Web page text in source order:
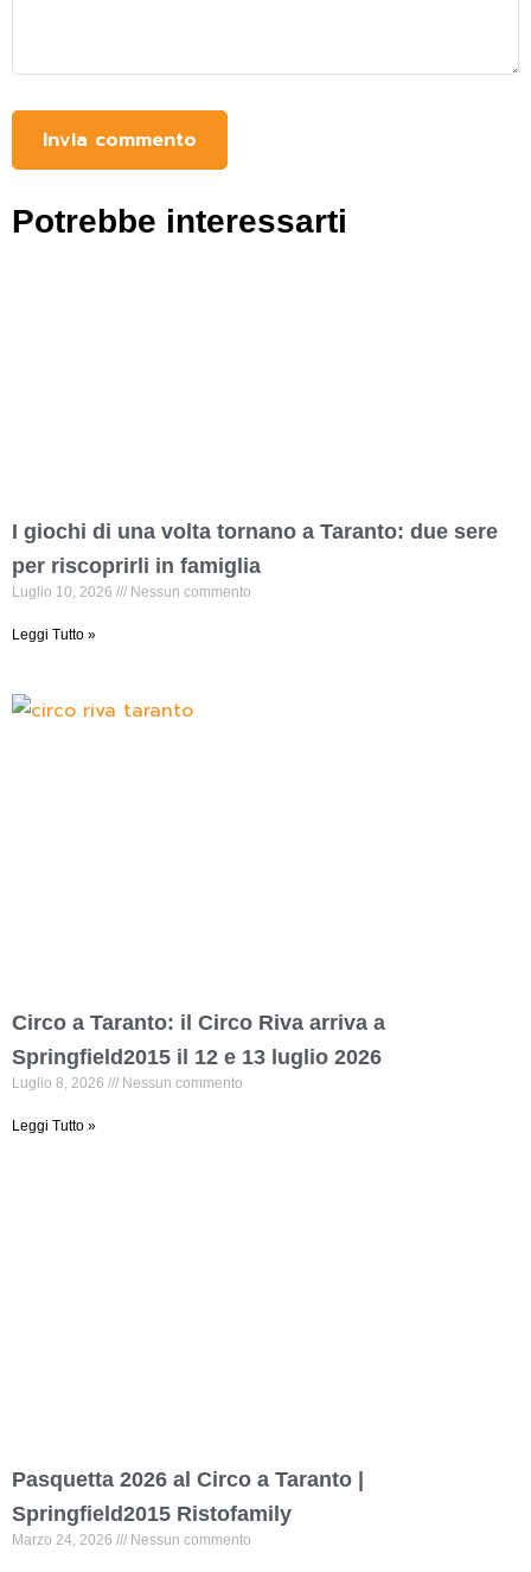
Potrebbe interessarti
I giochi di una volta tornano a Taranto: due sere
per riscoprirli in famiglia
Luglio 10, 2026 Nessun commento
Leggi Tutto »
Circo a Taranto: il Circo Riva arriva a
Springfield2015 il 12 e 13 luglio 2026
Luglio 8, 2026 Nessun commento
Leggi Tutto »
Pasquetta 2026 al Circo a Taranto |
Springfield2015 Ristofamily
Marzo 24, 2026 Nessun commento